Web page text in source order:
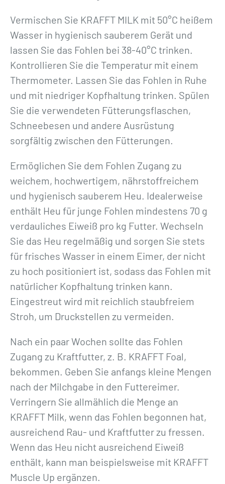
Vermischen Sie KRAFFT MILK mit 50°C heißem
Wasser in hygienisch sauberem Gerät und
lassen Sie das Fohlen bei 38-40°C trinken.
Kontrollieren Sie die Temperatur mit einem
Thermometer. Lassen Sie das Fohlen in Ruhe
und mit niedriger Kopfhaltung trinken. Spülen
Sie die verwendeten Fütterungsflaschen,
Schneebesen und andere Ausrüstung
sorgfältig zwischen den Fütterungen.
Ermöglichen Sie dem Fohlen Zugang zu
weichem, hochwertigem, nährstoffreichem
und hygienisch sauberem Heu. Idealerweise
enthält Heu für junge Fohlen mindestens 70 g
verdauliches Eiweiß pro kg Futter. Wechseln
Sie das Heu regelmäßig und sorgen Sie stets
für frisches Wasser in einem Eimer, der nicht
zu hoch positioniert ist, sodass das Fohlen mit
natürlicher Kopfhaltung trinken kann.
Eingestreut wird mit reichlich staubfreiem
Stroh, um Druckstellen zu vermeiden.
Nach ein paar Wochen sollte das Fohlen
Zugang zu Kraftfutter, z. B. KRAFFT Foal,
bekommen. Geben Sie anfangs kleine Mengen
nach der Milchgabe in den Futtereimer.
Verringern Sie allmählich die Menge an
KRAFFT Milk, wenn das Fohlen begonnen hat,
ausreichend Rau- und Kraftfutter zu fressen.
Wenn das Heu nicht ausreichend Eiweiß
enthält, kann man beispielsweise mit KRAFFT
Muscle Up ergänzen.